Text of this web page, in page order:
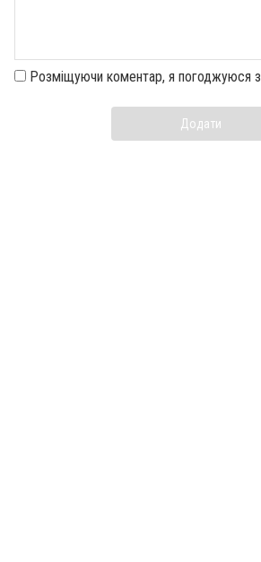
Розміщуючи коментар, я погоджуюся з
Додати